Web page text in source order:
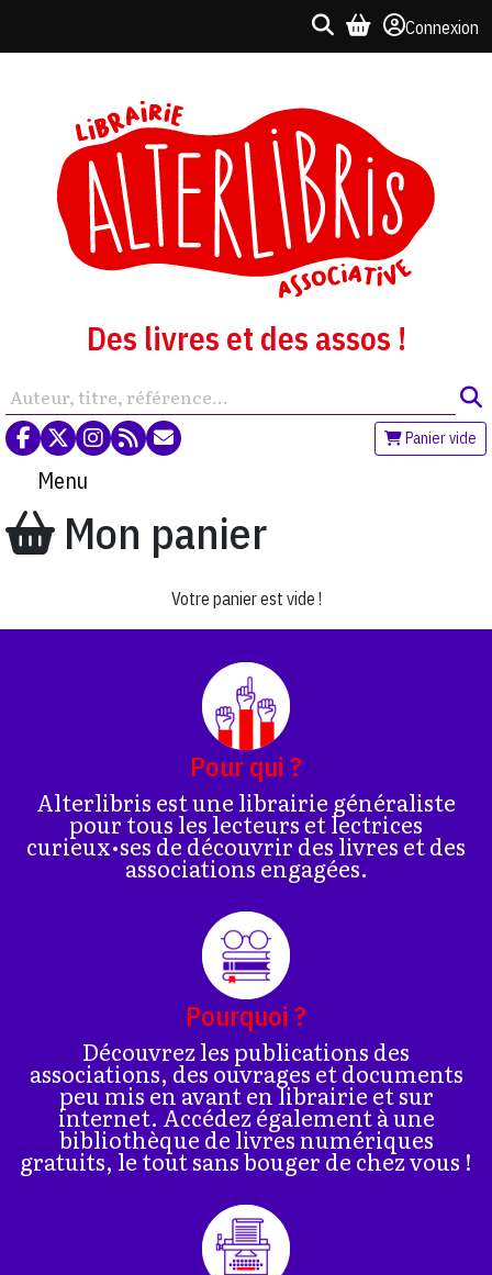
Connexion
Des livres et des assos !
Panier vide
Menu
Mon panier
Votre panier est vide !
Pour qui ?
Alterlibris est une librairie généraliste
pour tous les lecteurs et lectrices
curieux•ses de découvrir des livres et des
associations engagées.
Pourquoi ?
Découvrez les publications des
associations, des ouvrages et documents
peu mis en avant en librairie et sur
internet. Accédez également à une
bibliothèque de livres numériques
gratuits, le tout sans bouger de chez vous !